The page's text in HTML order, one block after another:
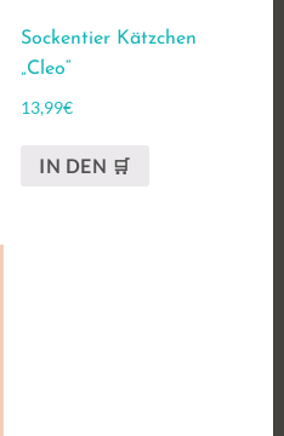
Sockentier Kätzchen
„Cleo“
13,99€
IN DEN 🛒